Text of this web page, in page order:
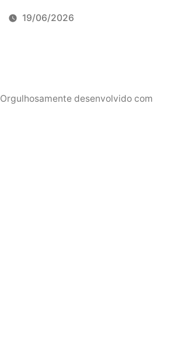
19/06/2026
Orgulhosamente desenvolvido com